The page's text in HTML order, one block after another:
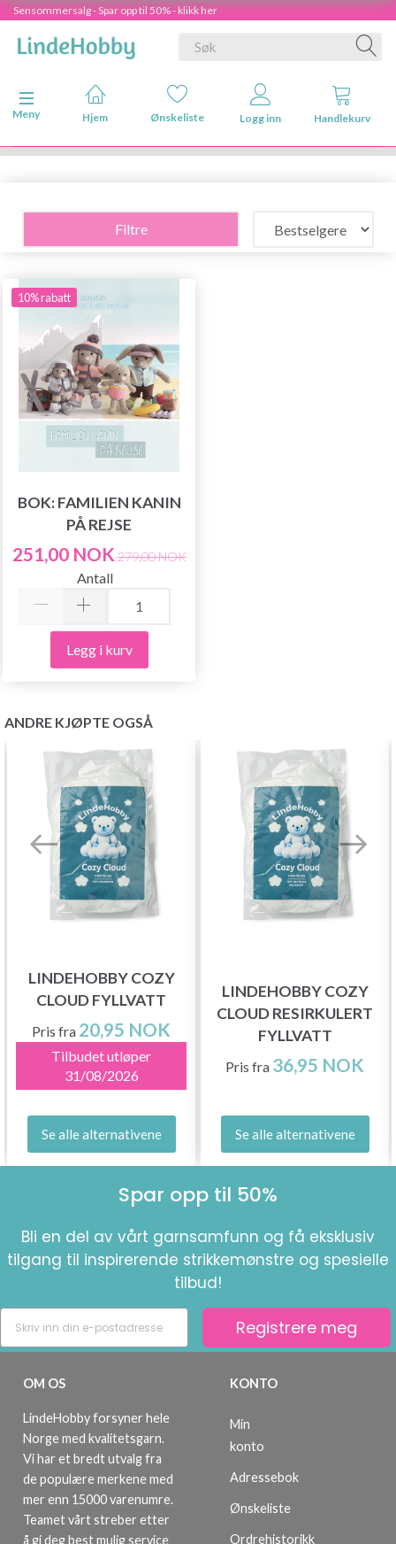
Sensommersalg - Spar opp til 50% - klikk her
Veksle navigasjon
Meny
Hjem Ønskeliste Logg inn Handlekurv
Filtre
10% rabatt
BOK: FAMILIEN KANIN
PÅ REJSE
251,00 NOK 279,00 NOK
Antall
Legg i kurv
ANDRE KJØPTE OGSÅ
LINDEHOBBY COZY
CLOUD FYLLVATT
Pris fra 20,95 NOK
Tilbudet utløper
31/08/2026
Se alle alternativene
LINDEHOBBY COZY
CLOUD RESIRKULERT
FYLLVATT
Pris fra 36,95 NOK
Se alle alternativene
Spar opp til 50%
Bli en del av vårt garnsamfunn og få eksklusiv
tilgang til inspirerende strikkemønstre og spesielle
tilbud!
Registrere meg
OM OS
LindeHobby forsyner hele
Norge med kvalitetsgarn.
Vi har et bredt utvalg fra
de populære merkene med
mer enn 15000 varenumre.
Teamet vårt streber etter
å gi deg best mulig service
KONTO
Min
konto
Adressebok
Ønskeliste
Ordrehistorikk